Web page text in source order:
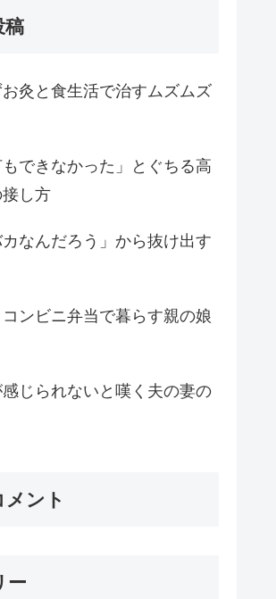
稿
灸と食生活で治すムズムズ
もできなかった」とぐちる高
し方
カなんだろう」から抜け出す
ンビニ弁当で暮らす親の娘
じられないと嘆く夫の妻の
ント
ー